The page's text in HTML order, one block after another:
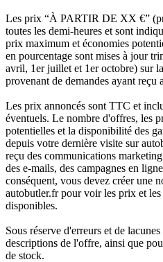
Les prix “À PARTIR DE XX €”
toutes les demi-heures et sont
prix maximum et économies
en pourcentage sont mises à jour
avril, 1er juillet et 1er octobre) sur
provenant de demandes ayant reçu
Les prix annoncés sont TTC et
éventuels. Le nombre d'offres, les
potentielles et la disponibilité des
depuis votre dernière visite sur
reçu des communications
des e-mails, des campagnes en
conséquent, vous devez créer une
autobutler.fr pour voir les prix et
disponibles.
Sous réserve d'erreurs et de
descriptions de l'offre, ainsi que
de stock.